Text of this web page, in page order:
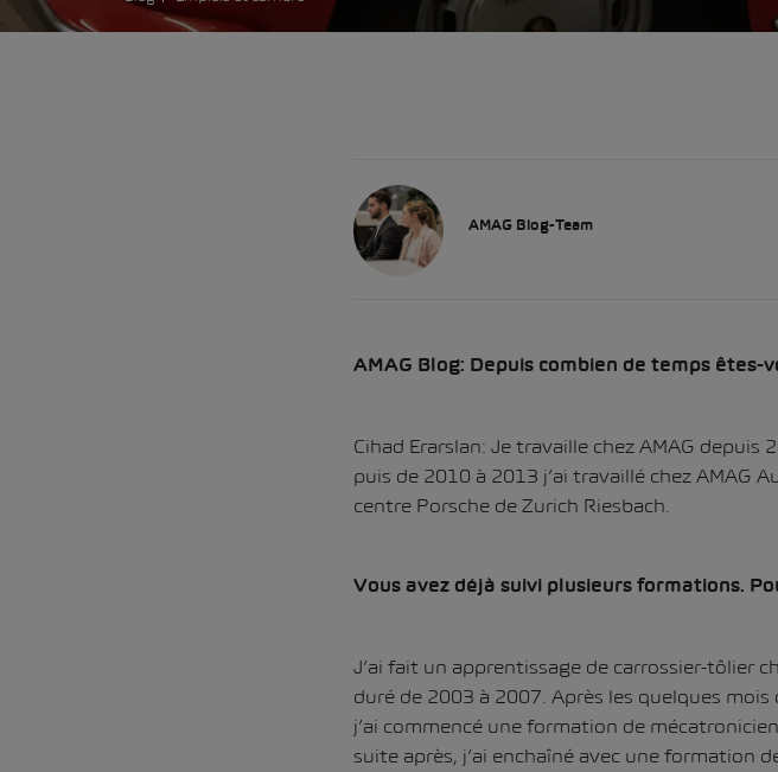
AMAG Blog-Team
AMAG Blog: Depuis combien de temps êtes-
Cihad Erarslan: Je travaille chez AMAG depuis
puis de 2010 à 2013 j’ai travaillé chez AMAG
centre Porsche de Zurich Riesbach.
Vous avez déjà suivi plusieurs formations.
J’ai fait un apprentissage de carrossier-tôlier
duré de 2003 à 2007. Après les quelques mois
j’ai commencé une formation de
suite après, j’ai enchaîné avec une formation